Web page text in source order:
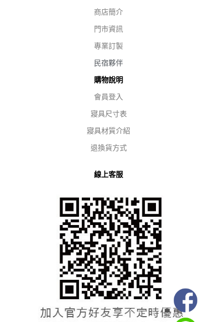
商店簡介
門市資訊
專業訂製
民宿夥伴
購物說明
會員登入
寢具尺寸表
寢具材質介紹
退換貨方式
線上客服